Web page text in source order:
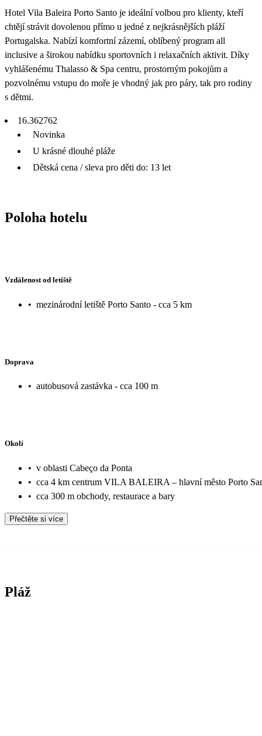
Hotel Vila Baleira Porto Santo je ideální volbou pro klienty, kteří
chtějí strávit dovolenou přímo u jedné z nejkrásnějších pláží
Portugalska. Nabízí komfortní zázemí, oblíbený program all
inclusive a širokou nabídku sportovních i relaxačních aktivit. Díky
vyhlášenému Thalasso & Spa centru, prostorným pokojům a
pozvolnému vstupu do moře je vhodný jak pro páry, tak pro rodiny
s dětmi.
16.362762
Novinka
U krásné dlouhé pláže
Dětská cena / sleva pro děti do: 13 let
Poloha hotelu
Vzdálenost od letiště
• mezinárodní letiště Porto Santo - cca 5 km
Doprava
• autobusová zastávka - cca 100 m
Okolí
• v oblasti Cabeço da Ponta
• cca 4 km centrum VILA BALEIRA – hlavní město Porto
• cca 300 m obchody, restaurace a bary
Přečtěte si více
Pláž